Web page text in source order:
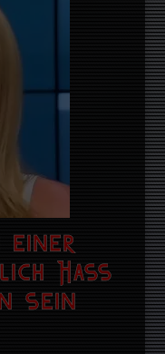
einer
Hass
sein